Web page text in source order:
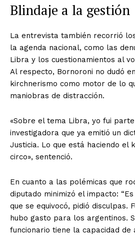
Blindaje a la gestión
La entrevista también recorrió
la agenda nacional, como las
Libra y los cuestionamientos al
Al respecto, Bornoroni no dudó
kirchnerismo como motor de lo
maniobras de distracción.
«Sobre el tema Libra, yo fui
investigadora que ya emitió un
Justicia. Lo que está haciendo el
circo», sentenció.
En cuanto a las polémicas que
diputado minimizó el impacto:
que se equivocó, pidió disculpas.
hubo gasto para los argentinos.
funcionario tiene la capacidad de